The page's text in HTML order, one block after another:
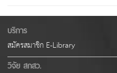
บริการ
สมัครสมาชิก E-Library
วิจัย สกสว.